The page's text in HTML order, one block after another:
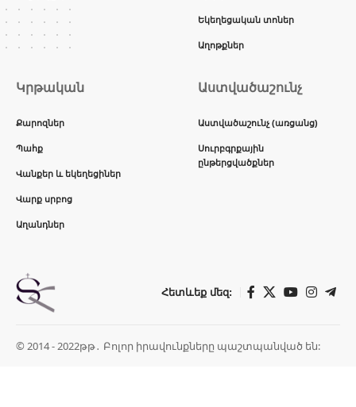
Եկեղեցական տոներ
Աղոթքներ
Կրթական
Քարոզներ
Պահք
Վանքեր և եկեղեցիներ
Վարք սրբոց
Աղանդներ
Աստվածաշունչ
Աստվածաշունչ (առցանց)
Սուրբգրքային
ընթերցվածքներ
Հետևեք մեզ:
© 2014 - 2022թթ․ Բոլոր իրավունքները պաշտպանված են: